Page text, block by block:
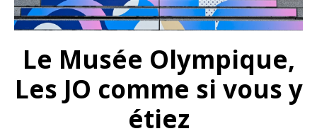
Le Musée Olympique,
Les JO comme si vous y
étiez